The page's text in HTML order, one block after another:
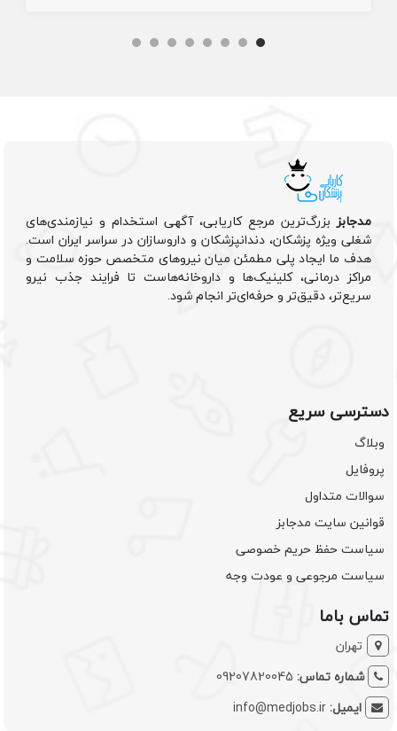
مدجابزبزرگ‌ترین مرجع کاریابی، آگهی استخدام و نیازمندی‌های
شغلی ویژه پزشکان، دندانپزشکان و داروسازان در سراسر ایران است.
هدف ما ایجاد پلی مطمئن میان نیروهای متخصص حوزه سلامت و
مراکز درمانی، کلینیک‌ها و داروخانه‌هاست تا فرایند جذب نیرو
سریع‌تر، دقیق‌تر و حرفه‌ای‌تر انجام شود.
دسترسی سریع
وبلاگ
پروفایل
سوالات متداول
قوانین سایت مدجابز
سیاست حفظ حریم خصوصی
سیاست مرجوعی و عودت وجه
تماس باما
تهران
شماره تماس: 09207820045
ایمیل:info@medjobs.ir